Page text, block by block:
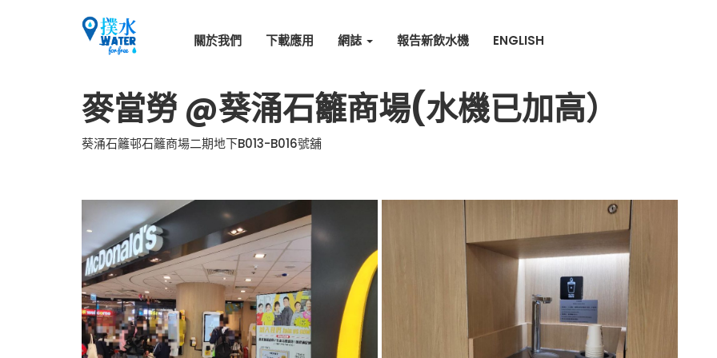
關於我們 下載應用 網誌 報告新飲水機 ENGLISH
麥當勞 @葵涌石籬商場(水機已加高）
葵涌石籬邨石籬商場二期地下B013-B016號舖